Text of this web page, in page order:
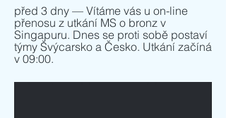
před 3 dny — Vítáme vás u on-line
přenosu z utkání MS o bronz v
Singapuru. Dnes se proti sobě postaví
týmy Švýcarsko a Česko. Utkání začíná
v 09:00.